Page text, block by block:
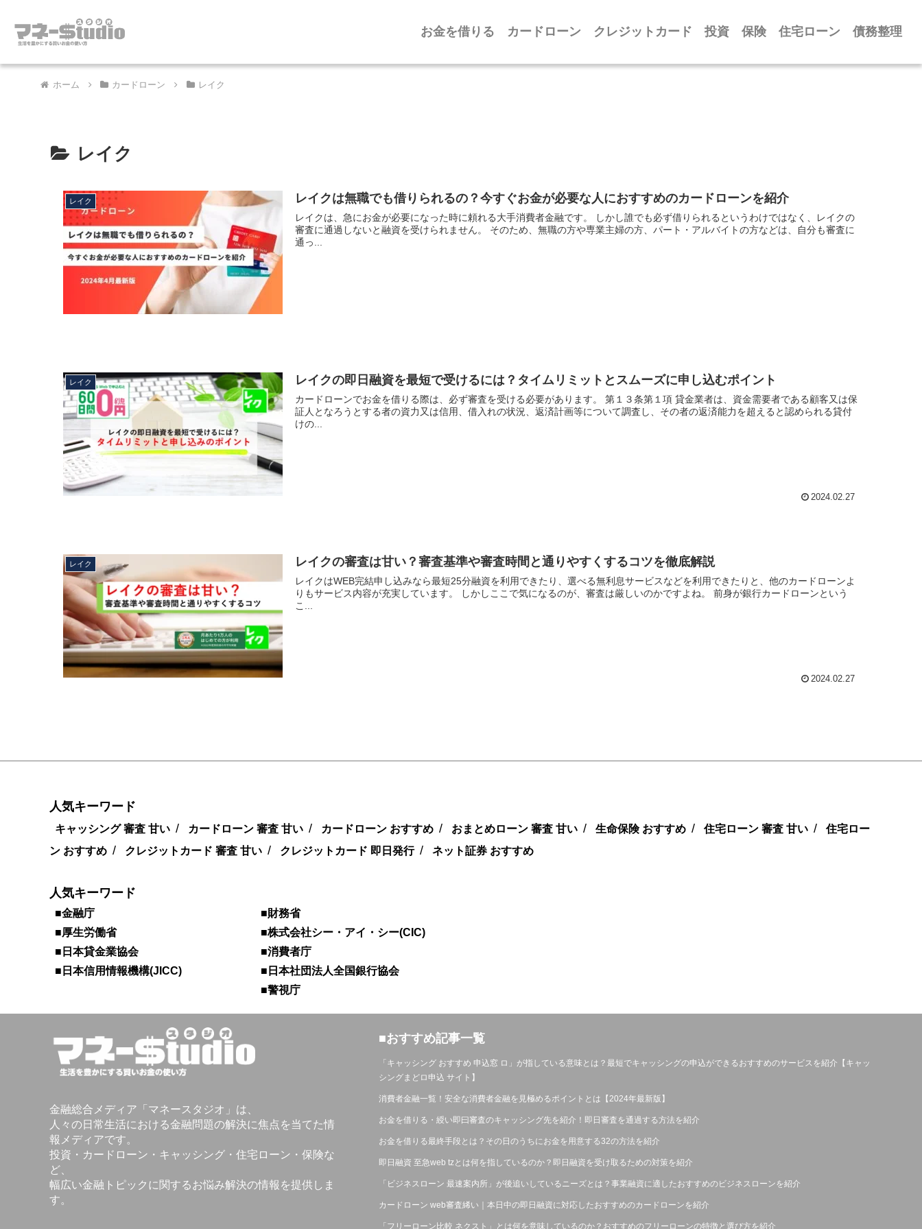
お金を借りる カードローン クレジットカード 投資 保険 住宅ローン 債務整理
ホーム カードローン レイク
レイク
レイク レイクは無職でも借りられるの？今すぐお金が必要な人におすすめのカードローンを紹介
レイクは、急にお金が必要になった時に頼れる大手消費者金融です。 しかし誰でも必ず借りられるというわけではなく、レイクの
審査に通過しないと融資を受けられません。 そのため、無職の方や専業主婦の方、パート・アルバイトの方などは、自分も審査に
通っ...
レイク レイクの即日融資を最短で受けるには？タイムリミットとスムーズに申し込むポイント
カードローンでお金を借りる際は、必ず審査を受ける必要があります。 第１３条第１項 貸金業者は、資金需要者である顧客又は保
証人となろうとする者の資力又は信用、借入れの状況、返済計画等について調査し、その者の返済能力を超えると認められる貸付
けの...
2024.02.27
レイク レイクの審査は甘い？審査基準や審査時間と通りやすくするコツを徹底解説
レイクはWEB完結申し込みなら最短25分融資を利用できたり、選べる無利息サービスなどを利用できたりと、他のカードローンよ
りもサービス内容が充実しています。 しかしここで気になるのが、審査は厳しいのかですよね。 前身が銀行カードローンという
こ...
2024.02.27
人気キーワード
キャッシング 審査 甘い / カードローン 審査 甘い / カードローン おすすめ / おまとめローン 審査 甘い / 生命保険 おすすめ / 住宅ローン 審査 甘い /
住宅ロー
ン おすすめ / クレジットカード 審査 甘い / クレジットカード 即日発行 / ネット証券 おすすめ
人気キーワード
■金融庁
■厚生労働省
■日本貸金業協会
■日本信用情報機構(JICC)
■財務省
■株式会社シー・アイ・シー(CIC)
■消費者庁
■日本社団法人全国銀行協会
■警視庁
金融総合メディア「マネースタジオ」は、
人々の日常生活における金融問題の解決に焦点を当てた情
報メディアです。
投資・カードローン・キャッシング・住宅ローン・保険な
ど、
幅広い金融トピックに関するお悩み解決の情報を提供しま
す。
■おすすめ記事一覧
「キャッシング おすすめ 申込窓 ロ」が指している意味とは？最短でキャッシングの申込ができるおすすめのサービスを紹介【キャッ
シングまどロ申込 サイト】
消費者金融一覧！安全な消費者金融を見極めるポイントとは【2024年最新版】
お金を借りる・綬い即曰審査のキャッシング先を紹介！即日審査を通過する方法を紹介
お金を借りる最終手段とは？その日のうちにお金を用意する32の方法を紹介
即日融資 至急web tzとは何を指しているのか？即日融資を受け取るための対策を紹介
「ビジネスローン 最速案内所」が後追いしているニーズとは？事業融資に適したおすすめのビジネスローンを紹介
カードローン web審査絺い｜本日中の即日融資に対応したおすすめのカードローンを紹介
「フリーローン比較 ネクスト」とは何を意味しているのか？おすすめのフリーローンの特徴と選び方を紹介